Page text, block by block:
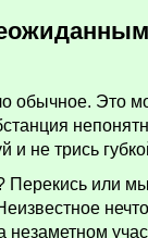
обычное. Это
и не трись
Перекись или
незаметном